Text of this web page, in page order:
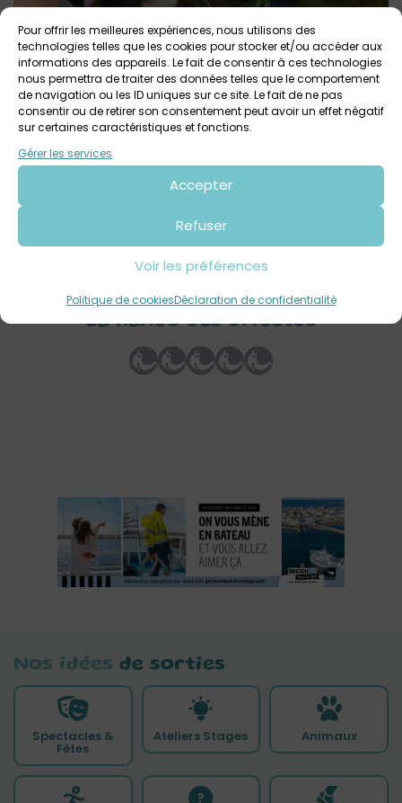
Pour offrir les meilleures expériences, nous utilisons des
technologies telles que les cookies pour stocker et/ou accéder aux
informations des appareils. Le fait de consentir à ces technologies
nous permettra de traiter des données telles que le comportement
de navigation ou les ID uniques sur ce site. Le fait de ne pas
consentir ou de retirer son consentement peut avoir un effet négatif
sur certaines caractéristiques et fonctions.
Gérer les services
Accepter
Refuser
Voir les préférences
Politique de cookiesDéclaration de confidentialité
La Rando des bricolos
Votre avis sur
La Rando des bricolos
Nos idées de sorties
Spectacles &
Fêtes
Ateliers Stages Animaux